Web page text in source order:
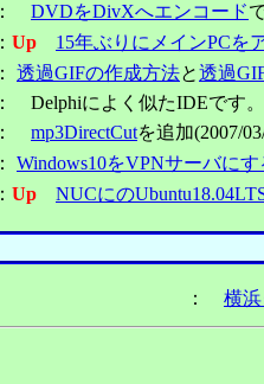
： DVDをDivXへエンコード
： Up 15年ぶりにメインPCを
： 透過GIFの作成方法と透過
： Delphiによく似たIDEです。
： mp3DirectCutを追加(2007/
： Windows10をVPNサーバにす
： Up NUCにの
： 横